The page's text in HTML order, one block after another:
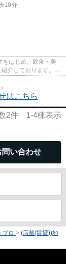
10分
をはじめ、飲食・美
介しております。
はこちら
2件 1-4棟表示
問い合わせ
プロ > (店舗(賃貸))地